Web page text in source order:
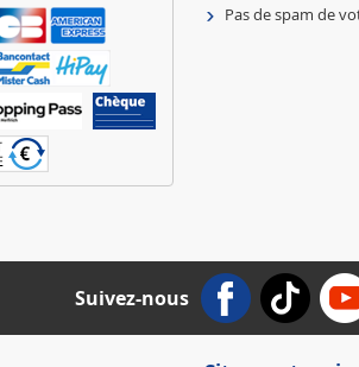
Pas de spam de
Suivez-nous